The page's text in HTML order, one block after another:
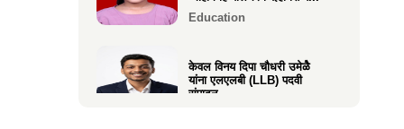
Education
केवल विनय दिपा चौधरी उमेळेै
यांना एलएलबी (LLB) पदवी
संपादन